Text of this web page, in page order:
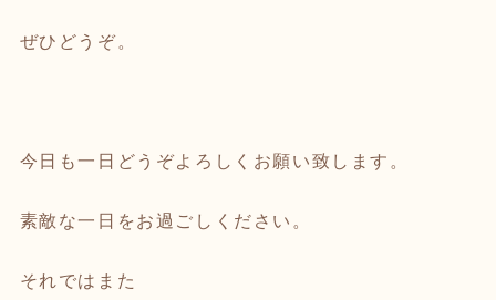
ぜひどうぞ。
今日も一日どうぞよろしくお願い致します。
素敵な一日をお過ごしください。
それではまた